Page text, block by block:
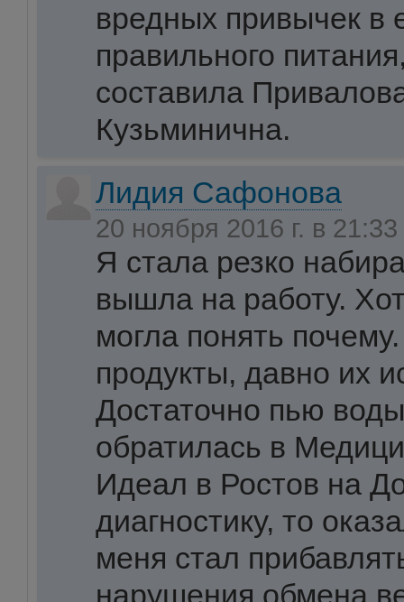
вредных привычек
правильного
составила
Кузьминична.
Лидия Сафонова
20 ноября 2016 г. в 21:33
Я стала резко
вышла на работу.
могла понять
продукты, давно их
Достаточно пью
обратилась в
Идеал в Ростов на
диагностику, то
меня стал
нарушения обмена